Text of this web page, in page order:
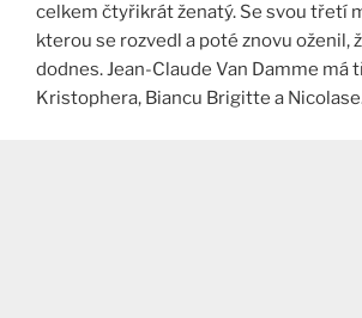
celkem čtyřikrát ženatý. Se svou třetí
kterou se rozvedl a poté znovu oženil,
dodnes. Jean-Claude Van Damme má
Kristophera, Biancu Brigitte a